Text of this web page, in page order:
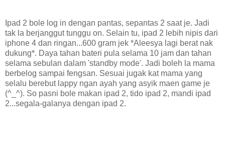
Ipad 2 bole log in dengan pantas, sepantas 2 saat je. Jadi
tak la berjanggut tunggu on. Selain tu, ipad 2 lebih nipis dari
iphone 4 dan ringan...600 gram jek *Aleesya lagi berat nak
dukung*. Daya tahan bateri pula selama 10 jam dan tahan
selama sebulan dalam 'standby mode'. Jadi boleh la mama
berbelog sampai fengsan. Sesuai jugak kat mama yang
selalu berebut lappy ngan ayah yang asyik maen game je
(^_^). So pasni bole makan ipad 2, tido ipad 2, mandi ipad
2...segala-galanya dengan ipad 2.